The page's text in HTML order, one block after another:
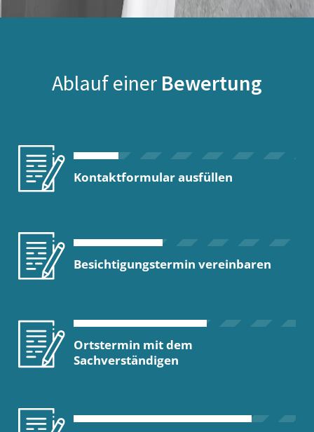
Ablauf einer Bewertung
Kontaktformular ausfüllen
Besichtigungstermin vereinbaren
Ortstermin mit dem
Sachverständigen